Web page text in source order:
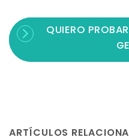
QUIERO
ARTÍCULOS